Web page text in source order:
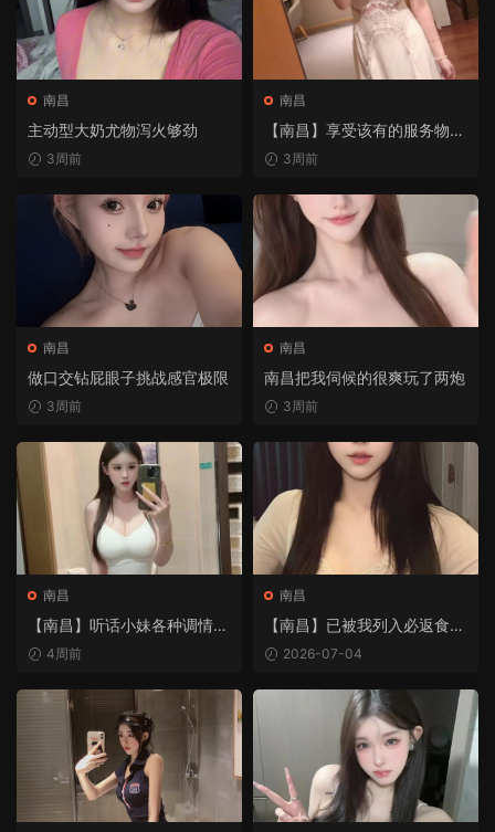
南昌
主动型大奶尤物泻火够劲
3周前
南昌
【南昌】享受该有的服务物超
所值3周前
南昌
做口交钻屁眼子挑战感官极限
3周前
南昌
南昌把我伺候的很爽玩了两炮
3周前
南昌
【南昌】听话小妹各种调情带
情趣装
4周前
南昌
【南昌】已被我列入必返食名
单的女人
2026-07-04